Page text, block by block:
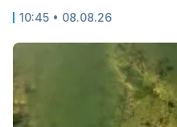
10:45 • 08.08.26